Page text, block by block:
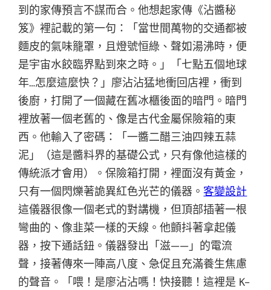
到的家傳預言不謀而合。他想起家傳《沾醬秘
笈》裡記載的第一句：「當世間萬物的交通都被
麵皮的氣味籠罩，且燈號恒綠、聲如湯沸時，便
是宇宙水餃臨界點到來之時。」「七點五個地球
年…怎麼這麼快？」廖沾沾猛地衝回店裡，衝到
後廚，打開了一個藏在舊冰櫃後面的暗門。暗門
裡放著一個老舊的、像是古代金屬保險箱的東
西。他輸入了密碼：「一醬二醋三油四辣五蒜
泥」（這是醬料界的基礎公式，只有像他這樣的
傳統派才會用）。保險箱打開，裡面沒有黃金，
只有一個閃爍著詭異紅色光芒的儀器。客變設計
這儀器很像一個老式的對講機，但頂部插著一根
彎曲的、像韭菜一樣的天線。他顫抖著拿起儀
器，按下通話鈕。儀器發出「滋——」的電流
聲，接著傳來一陣高八度、急促且充滿養生焦慮
的聲音。「喂！是廖沾沾嗎！快接聽！這裡是 K-